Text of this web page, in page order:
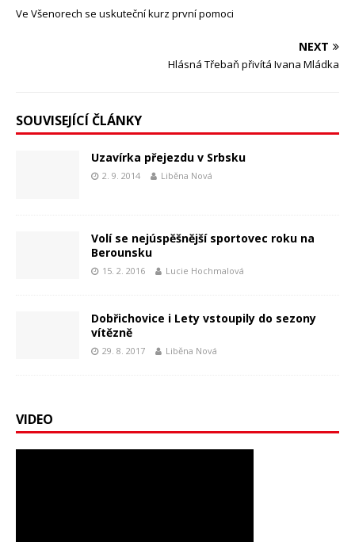
Ve Všenorech se uskuteční kurz první pomoci
NEXT
Hlásná Třebaň přivítá Ivana Mládka
SOUVISEJÍCÍ ČLÁNKY
Uzavírka přejezdu v Srbsku
2. 9. 2014 Liběna Nová
Volí se nejúspěšnější sportovec roku na
Berounsku
15. 2. 2016 Lucie Hochmalová
Dobřichovice i Lety vstoupily do sezony
vítězně
29. 8. 2017 Liběna Nová
VIDEO